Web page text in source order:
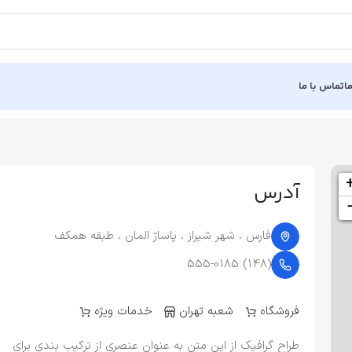
تماس با ما
آدرس
فارس ، شهر شیراز ، پاساژ المان ، طبقه همکف
(148) 555-0185
فروشگاه شعبه تهران
خدمات ویژه
طراح گرافیک از این متن به عنوان عنصری از ترکیب بندی برای